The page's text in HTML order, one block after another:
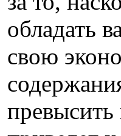
обладать
свою